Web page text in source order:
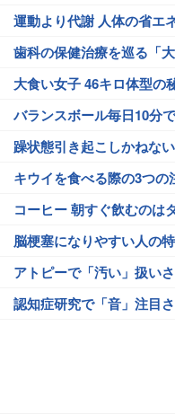
運動より代謝 人体の省エ
歯科の保健治療を巡る「大
大食い女子 46キロ体型の
バランスボール毎日10分
躁状態引き起こしかねな
キウイを食べる際の3つの
コーヒー 朝すぐ飲むのは
脳梗塞になりやすい人の
アトピーで「汚い」扱い
認知症研究で「音」注目